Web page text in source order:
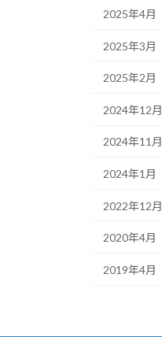
2025年4月
2025年3月
2025年2月
2024年12月
2024年11月
2024年1月
2022年12月
2020年4月
2019年4月